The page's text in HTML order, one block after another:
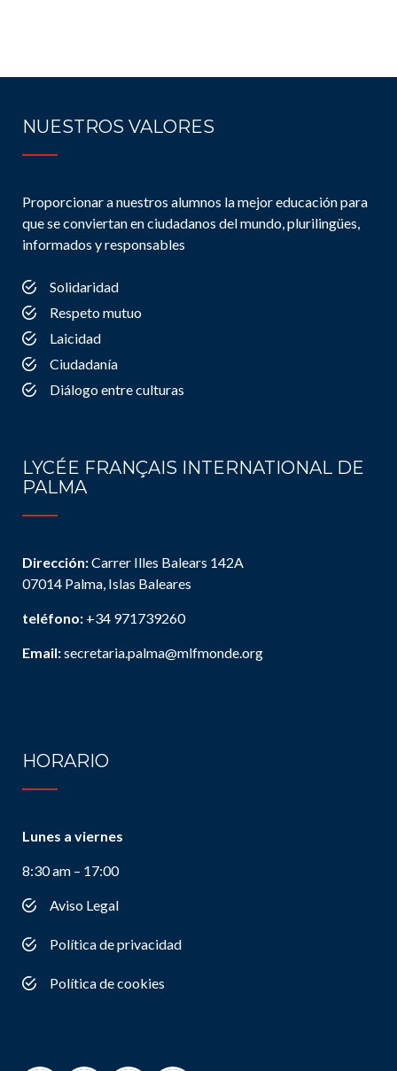
NUESTROS VALORES
Proporcionar a nuestros alumnos la mejor educación para
que se conviertan en ciudadanos del mundo, plurilingües,
informados y responsables
Solidaridad
Respeto mutuo
Laicidad
Ciudadanía
Diálogo entre culturas
LYCÉE FRANÇAIS INTERNATIONAL DE
PALMA
Dirección:Carrer Illes Balears 142A
07014 Palma, Islas Baleares
teléfono: +34 971739260
Email:secretaria.palma@mlfmonde.org
HORARIO
Lunes a viernes
8:30 am – 17:00
Aviso Legal
Política de privacidad
Política de cookies